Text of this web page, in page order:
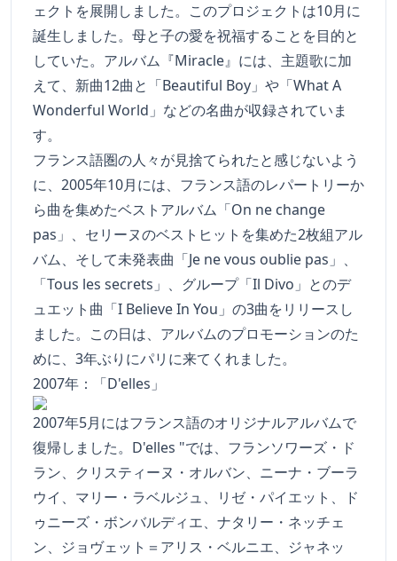
ェクトを展開しました。このプロジェクトは10月に
誕生しました。母と子の愛を祝福することを目的と
していた。アルバム『Miracle』には、主題歌に加
えて、新曲12曲と「Beautiful Boy」や「What A
Wonderful World」などの名曲が収録されていま
す。
フランス語圏の人々が見捨てられたと感じないよう
に、2005年10月には、フランス語のレパートリーか
ら曲を集めたベストアルバム「On ne change
pas」、セリーヌのベストヒットを集めた2枚組アル
バム、そして未発表曲「Je ne vous oublie pas」、
「Tous les secrets」、グループ「Il Divo」とのデ
ュエット曲「I Believe In You」の3曲をリリースし
ました。この日は、アルバムのプロモーションのた
めに、3年ぶりにパリに来てくれました。
2007年：「D'elles」
2007年5月にはフランス語のオリジナルアルバムで
復帰しました。D'elles "では、フランソワーズ・ド
ラン、クリスティーヌ・オルバン、ニーナ・ブーラ
ウイ、マリー・ラベルジュ、リゼ・パイエット、ド
ゥニーズ・ボンバルディエ、ナタリー・ネッチェ
ン、ジョヴェット＝アリス・ベルニエ、ジャネッ